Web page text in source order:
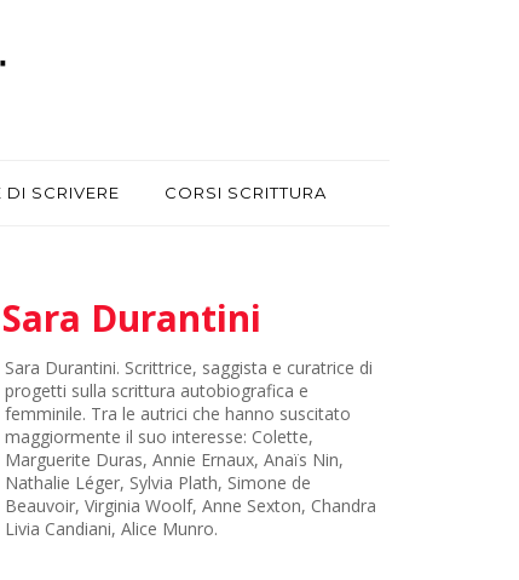
DI SCRIVERE CORSI SCRITTURA
Sara Durantini
Sara Durantini. Scrittrice, saggista e curatrice di
progetti sulla scrittura autobiografica e
femminile. Tra le autrici che hanno suscitato
maggiormente il suo interesse: Colette,
Marguerite Duras, Annie Ernaux, Anaïs Nin,
Nathalie Léger, Sylvia Plath, Simone de
Beauvoir, Virginia Woolf, Anne Sexton, Chandra
Livia Candiani, Alice Munro.